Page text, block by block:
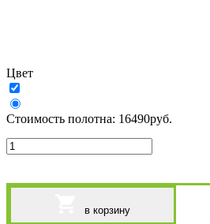
Цвет
Стоимость полотна: 16490руб.
в корзину